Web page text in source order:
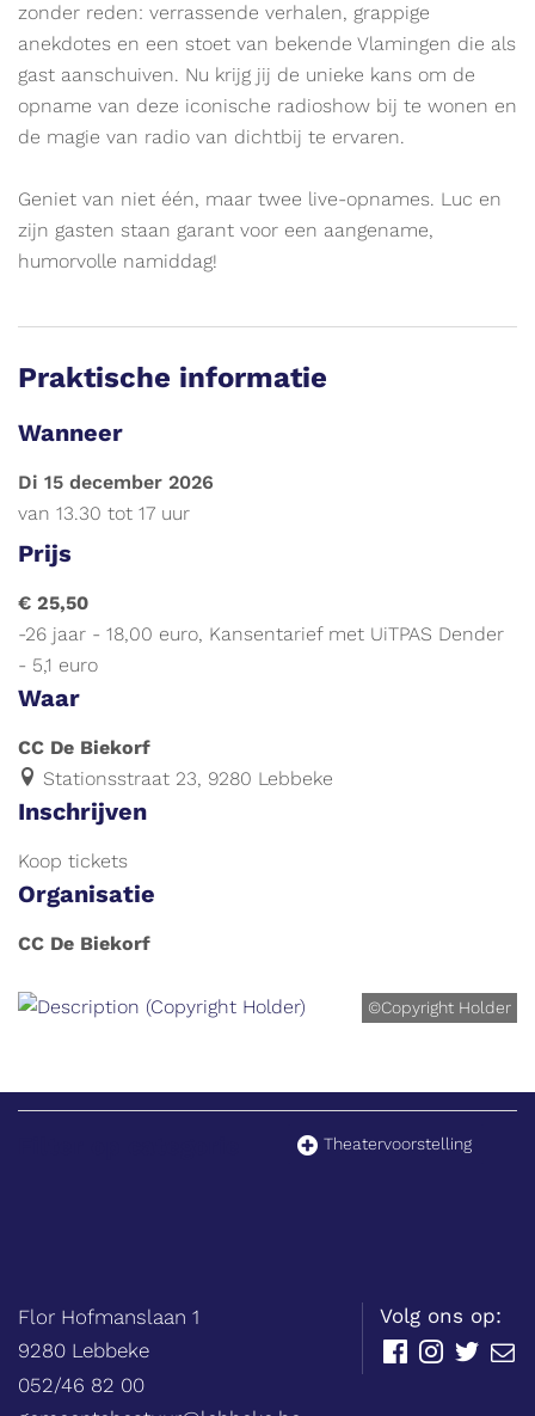
zonder reden: verrassende verhalen, grappige
anekdotes en een stoet van bekende Vlamingen die als
gast aanschuiven. Nu krijg jij de unieke kans om de
opname van deze iconische radioshow bij te wonen en
de magie van radio van dichtbij te ervaren.
Geniet van niet één, maar twee live-opnames. Luc en
zijn gasten staan garant voor een aangename,
humorvolle namiddag!
Praktische informatie
Wanneer
di 15 december 2026
van 13.30 tot 17 uur
Prijs
€ 25,50
-26 jaar - 18,00 euro, Kansentarief met UiTPAS Dender
- 5,1 euro
Waar
CC De Biekorf
Stationsstraat 23, 9280 Lebbeke
Inschrijven
Koop tickets
Organisatie
CC De Biekorf
©Copyright Holder
Theatervoorstelling
Balie
Adres
Flor Hofmanslaan 1
,9280 Lebbeke
052/46 82 00
Volg ons op:
FacebookInstagram
Twitter
E-